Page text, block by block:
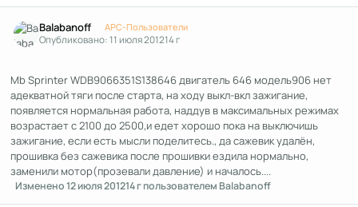
Balabanoff APC-Пользователи
Опубликовано:11 июля 201214 г
Mb Sprinter WDB9066351S138646 двигатель 646 модель906 нет
адекватной тяги после старта, на ходу выкл-вкл зажигание,
появляется нормальная работа, наддув в максимальных режимах
возрастает с 2100 до 2500,и едет хорошо пока на выключишь
зажигание, если есть мысли поделитесь., да сажевик удалён,
прошивка без сажевика после прошивки ездила нормально,
заменили мотор(прозевали давление) и началось....
Изменено12 июля 201214 гпользователем Balabanoff